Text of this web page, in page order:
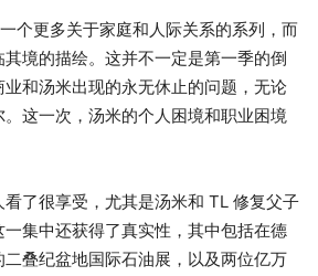
个更多关于家庭和人际关系的系列，而
境的描绘。这并不一定是第一季的倒
和汤米出现的永无休止的问题，无论
这一次，汤米的个人困境和职业困境
了很享受，尤其是汤米和 TL 修复父子
集中还获得了真实性，其中包括在德
叠纪盆地国际石油展，以及两位亿万